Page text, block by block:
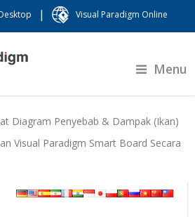
| Visual Paradigm Online
Menu
Diagram Penyebab & Dampak (Ikan)
Visual Paradigm Smart Board Secara